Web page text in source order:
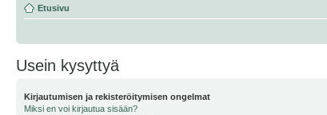
Etusivu
Usein kysyttyä
Kirjautumisen ja rekisteröitymisen ongelmat
Miksi en voi kirjautua sisään?